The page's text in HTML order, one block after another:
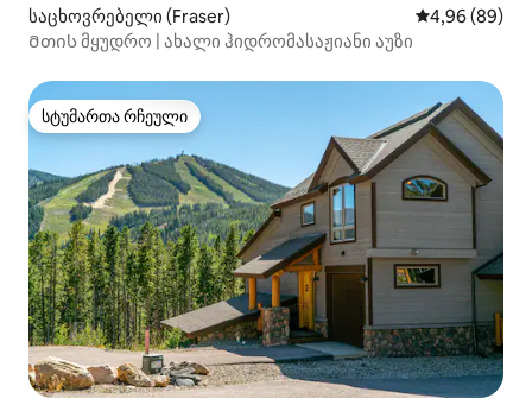
საცხოვრებელი (Fraser) საშუალო
4,96 (89)
Მთის მყუდრო | ახალი ჰიდრომასაჟიანი აუზი
სტუმართა რჩეული
სტუმართა რჩეული